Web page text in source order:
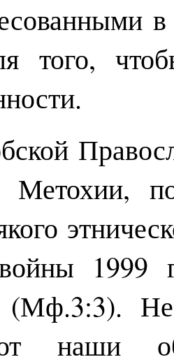
того,
1999
(Мф.3:3).
наши